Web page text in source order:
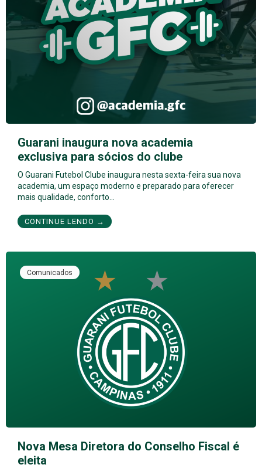
Guarani inaugura nova academia
exclusiva para sócios do clube
O Guarani Futebol Clube inaugura nesta sexta-feira sua nova
academia, um espaço moderno e preparado para oferecer
mais qualidade, conforto…
CONTINUE LENDO →
Comunicados
Nova Mesa Diretora do Conselho Fiscal é
eleita